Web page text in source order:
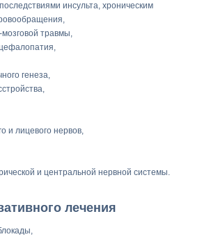
инсульта, хроническим
травмы,
генеза,
и лицевого нервов,
и центральной нервной системы.
лечения